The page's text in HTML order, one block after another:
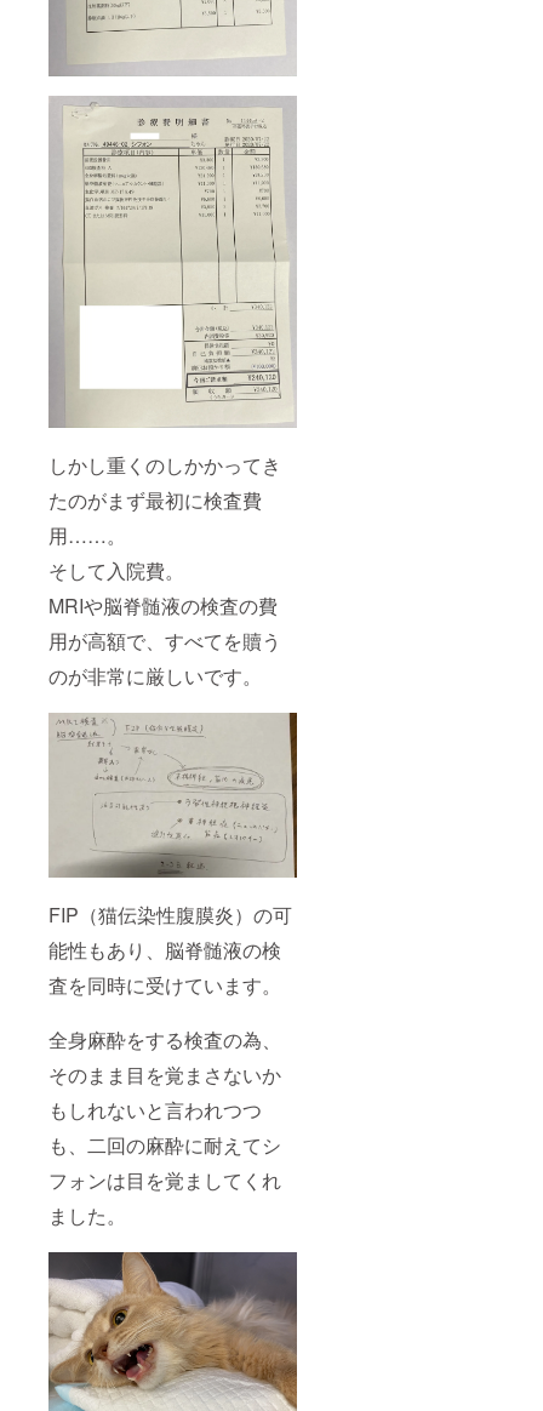
しかし重くのしかかってき
たのがまず最初に検査費
用……。
そして入院費。
MRIや脳脊髄液の検査の費
用が高額で、すべてを贖う
のが非常に厳しいです。
FIP（猫伝染性腹膜炎）の可
能性もあり、脳脊髄液の検
査を同時に受けています。
全身麻酔をする検査の為、
そのまま目を覚まさないか
もしれないと言われつつ
も、二回の麻酔に耐えてシ
フォンは目を覚ましてくれ
ました。